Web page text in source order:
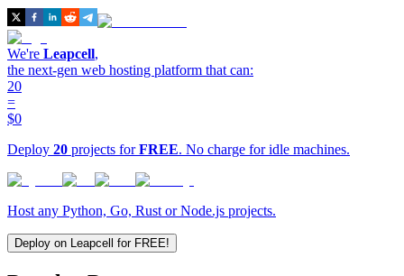
We're Leapcell,
the next-gen web hosting platform that can:
20
=
$0
Deploy 20 projects forFREE. No charge for idle machines.
Host any Python, Go, Rust or Node.js projects.
Deploy on Leapcell for FREE!